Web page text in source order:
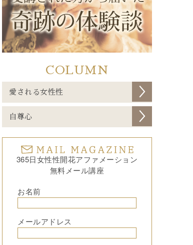
COLUMN
愛される女性性
自尊心
365日女性性開花アファメーション
無料メール講座
お名前
メールアドレス